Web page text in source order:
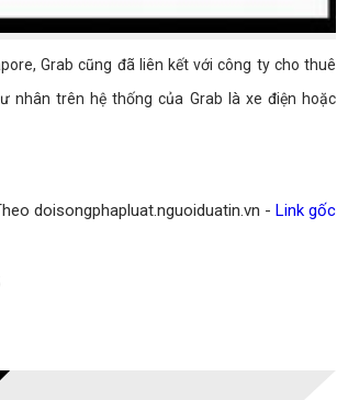
Grab cũng đã liên kết với công ty cho thuê
nhân trên hệ thống của Grab là xe điện hoặc
doisongphapluat.nguoiduatin.vn - Link gốc